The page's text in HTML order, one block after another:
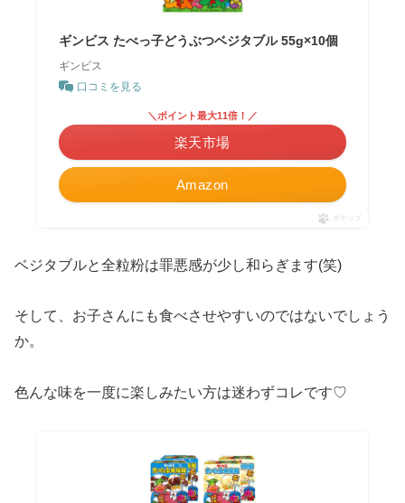
ギンビス たべっ子どうぶつベジタブル 55g×10個
ギンビス
口コミを見る
Amazon
＼ポイント最大11倍！／
楽天市場
ポチップ
ベジタブルと全粒粉は罪悪感が少し和らぎます(笑)
そして、お子さんにも食べさせやすいのではないでしょう
か。
色んな味を一度に楽しみたい方は迷わずコレです♡